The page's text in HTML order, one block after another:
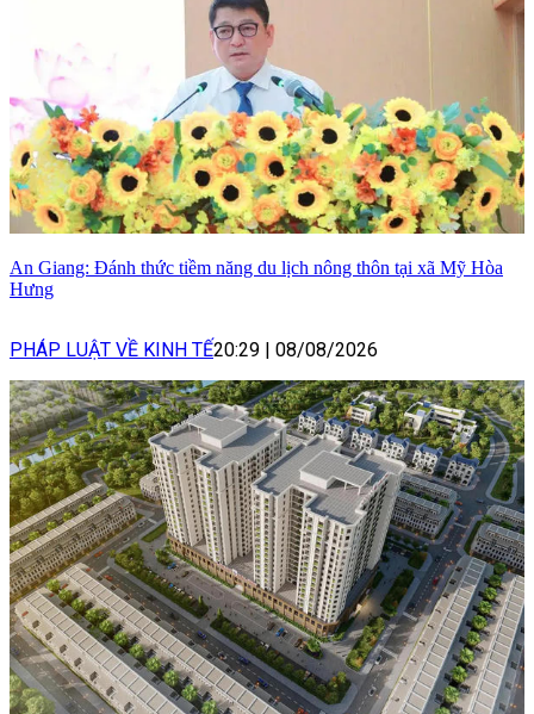
An Giang: Đánh thức tiềm năng du lịch nông thôn tại xã Mỹ Hòa
Hưng
PHÁP LUẬT VỀ KINH TẾ20:29 | 08/08/2026